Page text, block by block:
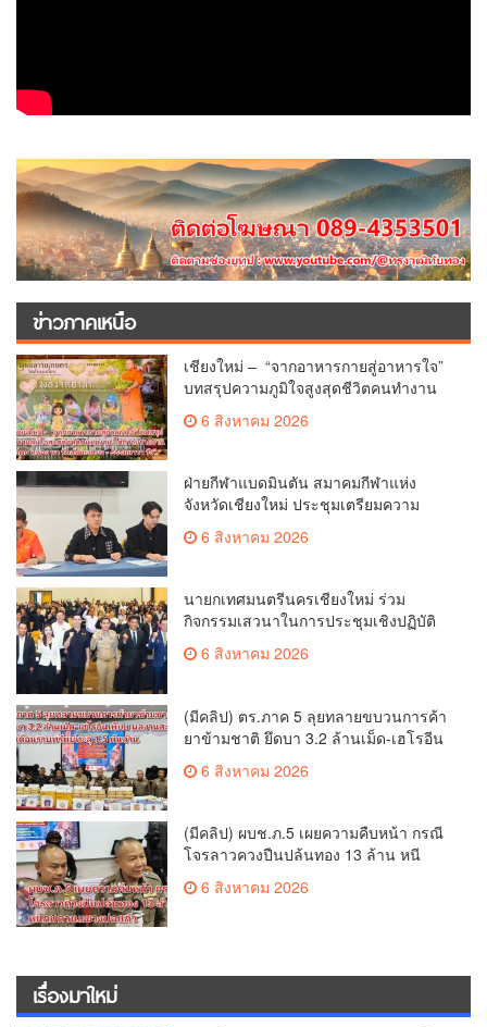
ข่าวภาคเหนือ
เชียงใหม่ – “จากอาหารกายสู่อาหารใจ”
บทสรุปความภูมิใจสูงสุดชีวิตคนทำงาน
เกี๋ยง – ธรรมนาวา วัง”
6 สิงหาคม 2026
ฝ่ายกีฬาแบดมินตัน สมาคมกีฬาแห่ง
จังหวัดเชียงใหม่ ประชุมเตรียมความ
นักกีฬาเขตการศึกษา
6 สิงหาคม 2026
นายกเทศมนตรีนครเชียงใหม่ ร่วม
กิจกรรมเสวนาในการประชุมเชิงปฏิบัติ
การป้องกันการทุจริตเชิงรุก ขับเคลื่อน
พื้นที่ต้นแบบ “เชียงใหม่โปร่งใส ไร้สินบน”
6 สิงหาคม 2026
(มีคลิป) ตร.ภาค 5 ลุยทลายขบวนการค้า
ยาข้ามชาติ ยึดบา 3.2 ล้านเม็ด-เฮโรอีน
ทะลุ 1.5 พันล้าน
6 สิงหาคม 2026
(มีคลิป) ผบช.ภ.5 เผยความคืบหน้า กรณี
โจรลาวควงปืนปล้นทอง 13 ล้าน หนี
6 สิงหาคม 2026
เรื่องมาใหม่